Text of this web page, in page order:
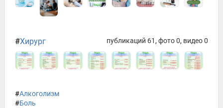
#Хирург публикаций 61 , фото 0, видео 0
#Алкоголизм
#Боль